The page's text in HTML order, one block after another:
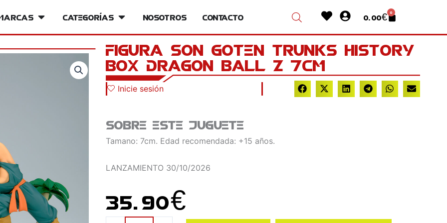
Open MarcasCategorías Open Categorías
Nosotros Contacto HeartUser-
circle
0.00€ 0
Cart
Figura Son Goten Trunks History
Box Dragon Ball Z 7cm
Inicie sesión
Sobre este juguete
Tamano: 7cm. Edad recomendada: +15 años.
LANZAMIENTO 30/10/2026
35.90€